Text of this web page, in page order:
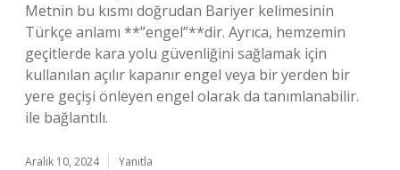
Metnin bu kısmı doğrudan Bariyer kelimesinin
Türkçe anlamı **”engel”**dir. Ayrıca, hemzemin
geçitlerde kara yolu güvenliğini sağlamak için
kullanılan açılır kapanır engel veya bir yerden bir
yere geçişi önleyen engel olarak da tanımlanabilir.
ile bağlantılı.
Aralık 10, 2024 Yanıtla